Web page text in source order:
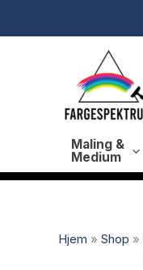
Maling &
Medium
Hjem » Shop »